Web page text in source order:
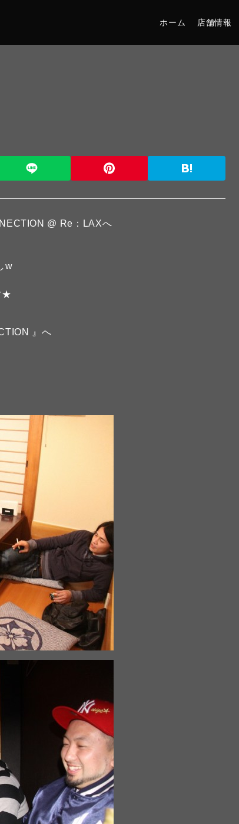
ホーム 店舗情報
@ Re：LAXへ
w
★
』へ